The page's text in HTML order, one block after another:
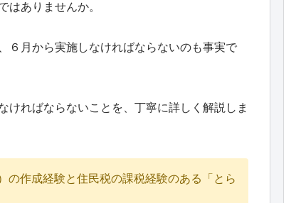
はありませんか。
６月から実施しなければならないのも事実で
ければならないことを、丁寧に詳しく解説しま
作成経験と住民税の課税経験のある「とら